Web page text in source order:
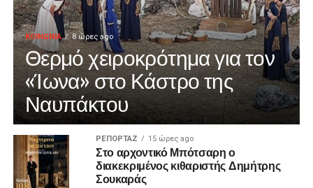
ΚΟΙΝΩΝΙΑ 8 ώρες ago
Θερμό χειροκρότημα για τον
«Ίωνα» στο Κάστρο της
Ναυπάκτου
ΡΕΠΟΡΤΑΖ 15 ώρες ago
Στο αρχοντικό Μπότσαρη ο
διακεκριμένος κιθαριστής Δημήτρης
Σουκαράς